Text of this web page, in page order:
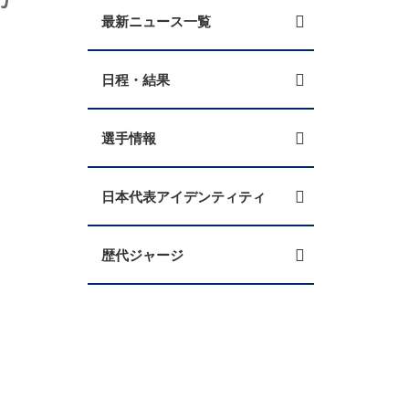
最新ニュース一覧
日程・結果
選手情報
日本代表アイデンティティ
歴代ジャージ